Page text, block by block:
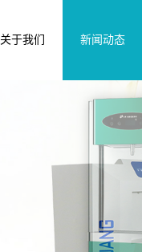
关于我们 新闻动态